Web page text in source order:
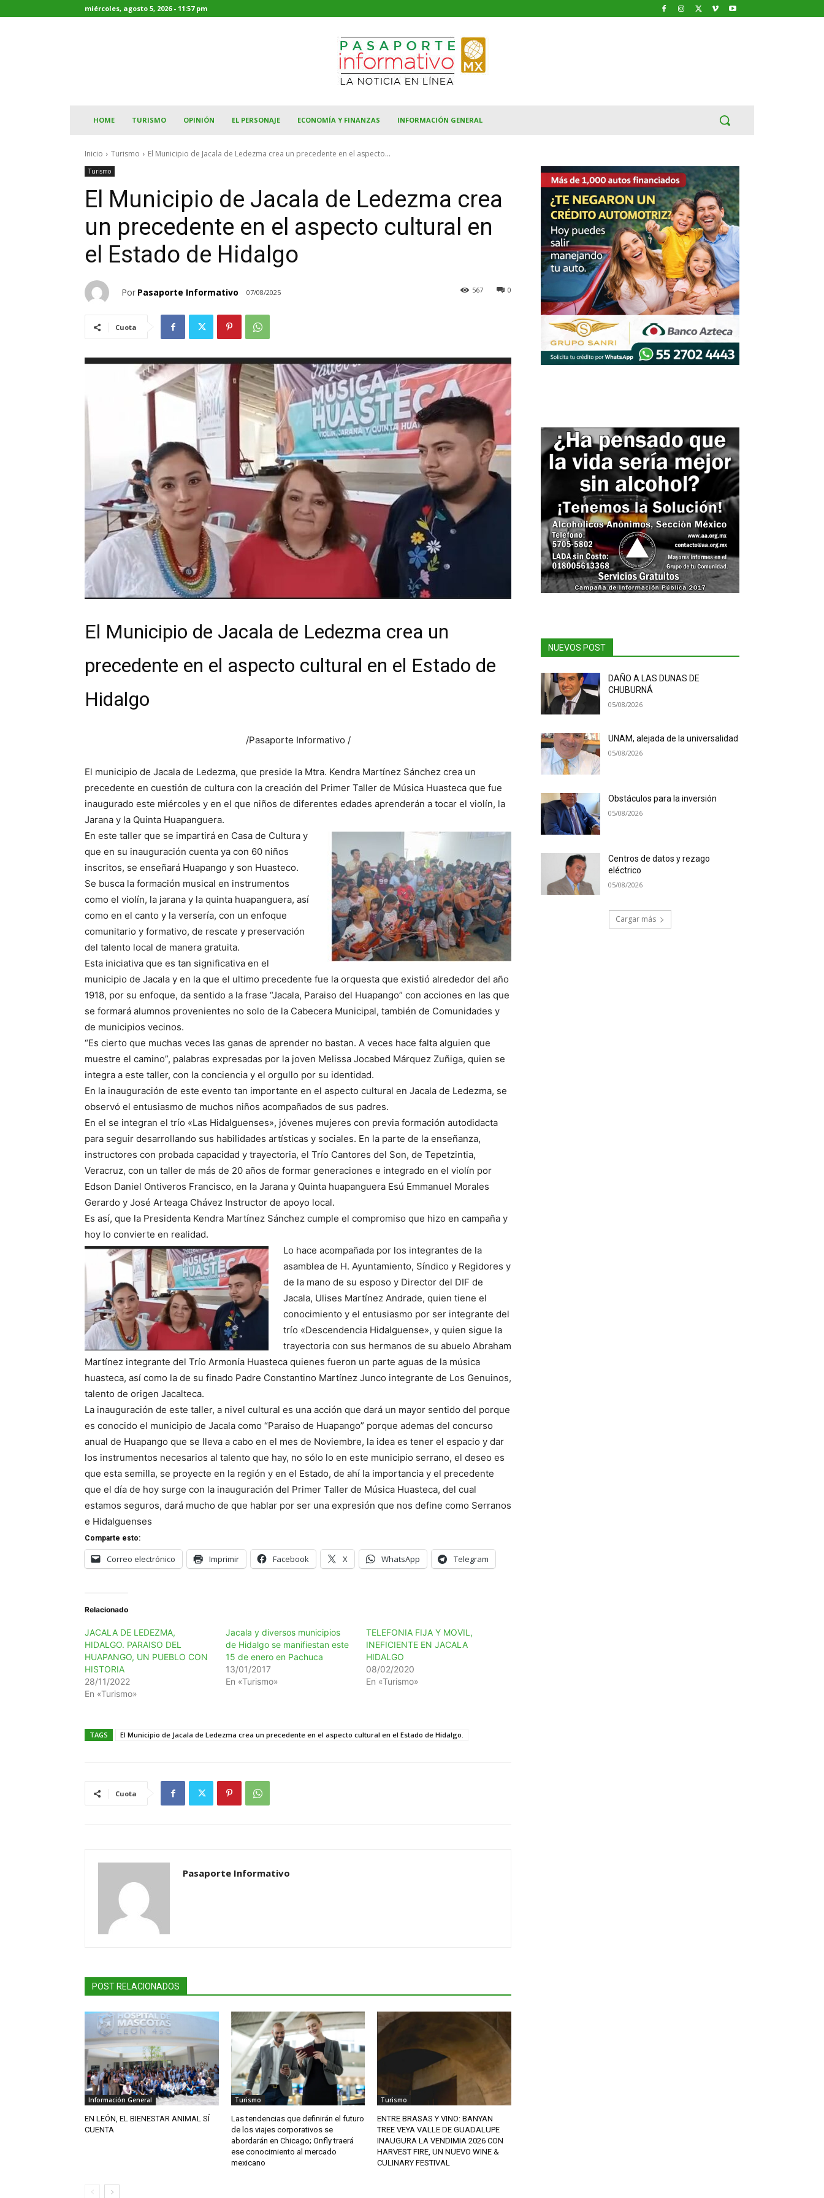
miércoles, agosto 5, 2026 - 11:57 pm
HOME TURISMO OPINIÓN EL PERSONAJE ECONOMÍA Y FINANZAS INFORMACIÓN GENERAL
Inicio Turismo El Municipio de Jacala de Ledezma crea un precedente en el aspecto...
Turismo
El Municipio de Jacala de Ledezma crea
un precedente en el aspecto cultural en
el Estado de Hidalgo
Por Pasaporte Informativo 07/08/2025 0
567
Cuota
El Municipio de Jacala de Ledezma crea un
precedente en el aspecto cultural en el Estado de
Hidalgo
/Pasaporte Informativo /
El municipio de Jacala de Ledezma, que preside la Mtra. Kendra Martínez Sánchez crea un
precedente en cuestión de cultura con la creación del Primer Taller de Música Huasteca que fue
inaugurado este miércoles y en el que niños de diferentes edades aprenderán a tocar el violín, la
Jarana y la Quinta Huapanguera.
En este taller que se impartirá en Casa de Cultura y
que en su inauguración cuenta ya con 60 niños
inscritos, se enseñará Huapango y son Huasteco.
Se busca la formación musical en instrumentos
como el violín, la jarana y la quinta huapanguera, así
como en el canto y la versería, con un enfoque
comunitario y formativo, de rescate y preservación
del talento local de manera gratuita.
Esta iniciativa que es tan significativa en el
municipio de Jacala y en la que el ultimo precedente fue la orquesta que existió alrededor del año
1918, por su enfoque, da sentido a la frase “Jacala, Paraiso del Huapango” con acciones en las que
se formará alumnos provenientes no solo de la Cabecera Municipal, también de Comunidades y
de municipios vecinos.
“Es cierto que muchas veces las ganas de aprender no bastan. A veces hace falta alguien que
muestre el camino”, palabras expresadas por la joven Melissa Jocabed Márquez Zuñiga, quien se
integra a este taller, con la conciencia y el orgullo por su identidad.
En la inauguración de este evento tan importante en el aspecto cultural en Jacala de Ledezma, se
observó el entusiasmo de muchos niños acompañados de sus padres.
En el se integran el trío «Las Hidalguenses», jóvenes mujeres con previa formación autodidacta
para seguir desarrollando sus habilidades artísticas y sociales. En la parte de la enseñanza,
instructores con probada capacidad y trayectoria, el Trío Cantores del Son, de Tepetzintia,
Veracruz, con un taller de más de 20 años de formar generaciones e integrado en el violín por
Edson Daniel Ontiveros Francisco, en la Jarana y Quinta huapanguera Esú Emmanuel Morales
Gerardo y José Arteaga Chávez Instructor de apoyo local.
Es así, que la Presidenta Kendra Martínez Sánchez cumple el compromiso que hizo en campaña y
hoy lo convierte en realidad.
Lo hace acompañada por los integrantes de la
asamblea de H. Ayuntamiento, Síndico y Regidores y
de la mano de su esposo y Director del DIF de
Jacala, Ulises Martínez Andrade, quien tiene el
conocimiento y el entusiasmo por ser integrante del
trío «Descendencia Hidalguense», y quien sigue la
trayectoria con sus hermanos de su abuelo Abraham
Martínez integrante del Trío Armonía Huasteca quienes fueron un parte aguas de la música
huasteca, así como la de su finado Padre Constantino Martínez Junco integrante de Los Genuinos,
talento de origen Jacalteca.
La inauguración de este taller, a nivel cultural es una acción que dará un mayor sentido del porque
es conocido el municipio de Jacala como “Paraiso de Huapango” porque ademas del concurso
anual de Huapango que se lleva a cabo en el mes de Noviembre, la idea es tener el espacio y dar
los instrumentos necesarios al talento que hay, no sólo lo en este municipio serrano, el deseo es
que esta semilla, se proyecte en la región y en el Estado, de ahí la importancia y el precedente
que el día de hoy surge con la inauguración del Primer Taller de Música Huasteca, del cual
estamos seguros, dará mucho de que hablar por ser una expresión que nos define como Serranos
e Hidalguenses
Comparte esto:
Correo electrónico Imprimir Facebook X WhatsApp Telegram
Relacionado
JACALA DE LEDEZMA,
HIDALGO. PARAISO DEL
HUAPANGO, UN PUEBLO CON
HISTORIA
28/11/2022
En «Turismo»
Jacala y diversos municipios
de Hidalgo se manifiestan este
15 de enero en Pachuca
13/01/2017
En «Turismo»
TELEFONIA FIJA Y MOVIL,
INEFICIENTE EN JACALA
HIDALGO
08/02/2020
En «Turismo»
TAGS El Municipio de Jacala de Ledezma crea un precedente en el aspecto cultural en el Estado de Hidalgo.
Cuota
Pasaporte Informativo
POST RELACIONADOS
Información General
EN LEÓN, EL BIENESTAR ANIMAL SÍ
CUENTA
Turismo
Las tendencias que definirán el futuro
de los viajes corporativos se
abordarán en Chicago; Onfly traerá
ese conocimiento al mercado
mexicano
Turismo
ENTRE BRASAS Y VINO: BANYAN
TREE VEYA VALLE DE GUADALUPE
INAUGURA LA VENDIMIA 2026 CON
HARVEST FIRE, UN NUEVO WINE &
CULINARY FESTIVAL
NUEVOS POST
DAÑO A LAS DUNAS DE
CHUBURNÁ
05/08/2026
UNAM, alejada de la universalidad
05/08/2026
Obstáculos para la inversión
05/08/2026
Centros de datos y rezago
eléctrico
05/08/2026
Cargar más